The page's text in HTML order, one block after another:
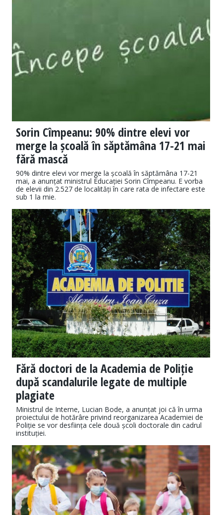
Sorin Cîmpeanu: 90% dintre elevi vor
merge la școală în săptămâna 17-21 mai
fără mască
90% dintre elevi vor merge la școală în săptămâna 17-21
mai, a anunțat ministrul Educației Sorin Cîmpeanu. E vorba
de elevii din 2.527 de localități în care rata de infectare este
sub 1 la mie.
Fără doctori de la Academia de Poliție
după scandalurile legate de multiple
plagiate
Ministrul de Interne, Lucian Bode, a anunțat joi că în urma
proiectului de hotărâre privind reorganizarea Academiei de
Poliție se vor desființa cele două școli doctorale din cadrul
instituției.